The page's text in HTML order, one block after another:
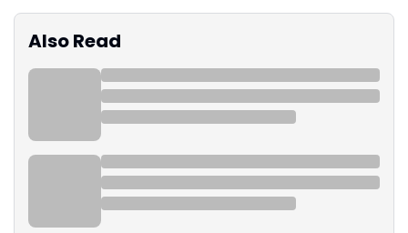
Also Read